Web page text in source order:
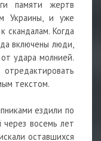
памяти жертв
Украины, и уже
скандалам. Когда
включены люди,
удара молнией.
текстом.
ездили по
через восемь лет
оставшихся